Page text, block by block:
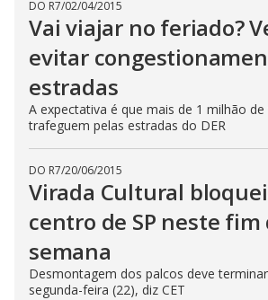
DO R7/02/04/2015
Vai viajar no feriado?
evitar
estradas
A expectativa é que mais de 1 milhão de
trafeguem pelas estradas do DER
DO R7/20/06/2015
Virada Cultural
centro de SP neste fim
semana
Desmontagem dos palcos deve
segunda-feira (22), diz CET